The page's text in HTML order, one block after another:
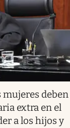
mujeres deben
extra en el
a los hijos y